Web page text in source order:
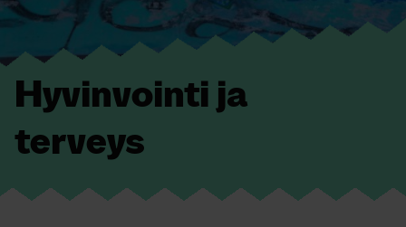
Hyvinvointi ja
terveys